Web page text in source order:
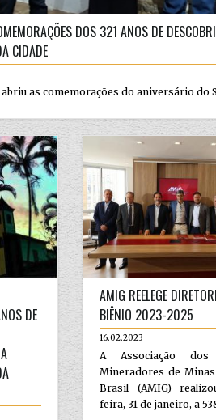
DOS 321 ANOS DE
CIDADE
as comemorações do aniversário do
DE
AMIG REELEGE
BIÊNIO 2023-2025
16.02.2023
A Associação dos
Mineradores de
Brasil (AMIG)
feira, 31 de janeiro, a